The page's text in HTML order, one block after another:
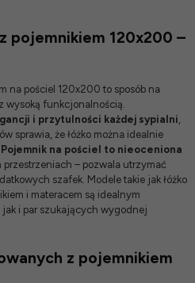
pojemnikiem 120x200 –
na pościel 120x200 to sposób na
wysoką funkcjonalnością.
i przytulności każdej sypialni
sprawia, że łóżko można idealnie
Pojemnik na pościel to nieoceniona
przestrzeniach – pozwala utrzymać
szafek. Modele takie jak łóżko
i materacem są idealnym
i par szukających wygodnej
z pojemnikiem